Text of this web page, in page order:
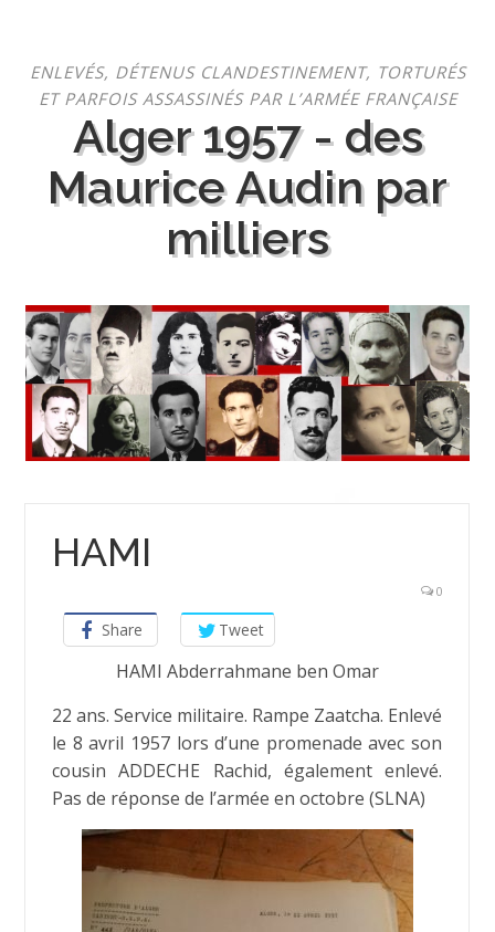
contenu
ENLEVÉS, DÉTENUS CLANDESTINEMENT, TORTURÉS
ET PARFOIS ASSASSINÉS PAR L’ARMÉE FRANÇAISE
Alger 1957 - des
Maurice Audin par
milliers
HAMI
0
Share Tweet
HAMI Abderrahmane ben Omar
22 ans. Service militaire. Rampe Zaatcha. Enlevé
le 8 avril 1957 lors d’une promenade avec son
cousin ADDECHE Rachid, également enlevé.
Pas de réponse de l’armée en octobre (SLNA)